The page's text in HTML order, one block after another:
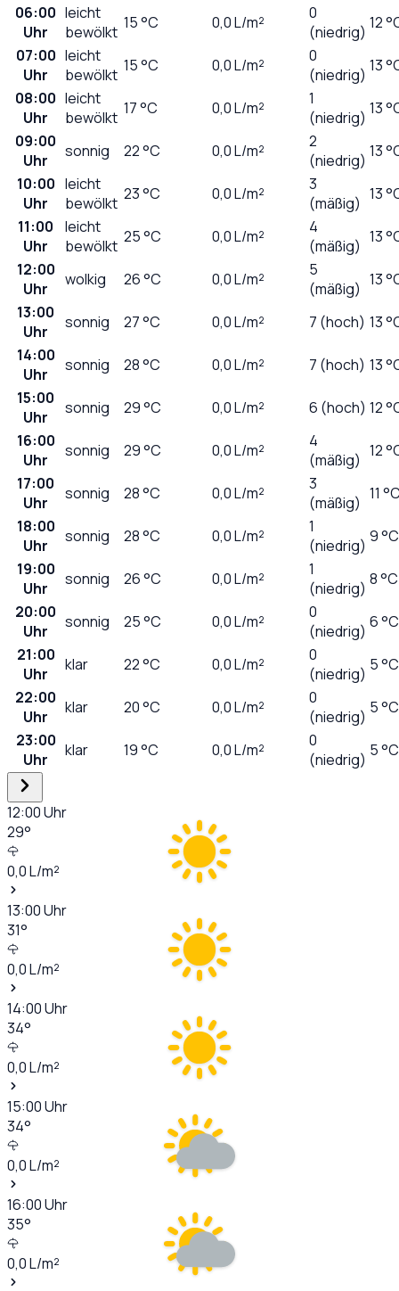
06:00
Uhr
leicht
bewölkt 15°C 0,0L/m²
0
(niedrig) 12
07:00
Uhr
leicht
bewölkt 15°C 0,0L/m²
0
(niedrig) 13
08:00
Uhr
leicht
bewölkt 17°C 0,0L/m²
1
(niedrig) 13
09:00
Uhr
sonnig 22°C 0,0L/m²
2
(niedrig) 13
10:00
Uhr
leicht
bewölkt 23°C 0,0L/m²
3
(mäßig) 13
11:00
Uhr
leicht
bewölkt 25°C 0,0L/m²
4
(mäßig) 13
12:00
Uhr
wolkig 26°C 0,0L/m²
5
(mäßig) 13
13:00
Uhr
sonnig 27°C 0,0L/m² 7 (hoch) 13
14:00
Uhr
sonnig 28°C 0,0L/m² 7 (hoch) 13
15:00
Uhr
sonnig 29°C 0,0L/m² 6 (hoch) 12
16:00
Uhr
sonnig 29°C 0,0L/m²
4
(mäßig) 12
17:00
Uhr
sonnig 28°C 0,0L/m²
3
(mäßig) 11
18:00
Uhr
sonnig 28°C 0,0L/m²
1
(niedrig) 9 °C
19:00
Uhr
sonnig 26°C 0,0L/m²
1
(niedrig) 8 °C
20:00
Uhr
sonnig 25°C 0,0L/m²
0
(niedrig) 6 °C
21:00
Uhr
klar 22°C 0,0L/m²
0
(niedrig) 5 °C
22:00
Uhr
klar 20°C 0,0L/m²
0
(niedrig) 5 °C
23:00
Uhr
klar 19°C 0,0L/m²
0
(niedrig) 5 °C
12:00Uhr
29°
0,0L/m²
13:00Uhr
31°
0,0L/m²
14:00Uhr
34°
0,0L/m²
15:00Uhr
34°
0,0L/m²
16:00Uhr
35°
0,0L/m²